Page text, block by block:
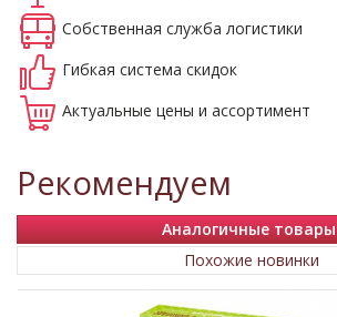
Собственная служба логистики
Гибкая система скидок
Актуальные цены и ассортимент
Рекомендуем
Аналогичные товары
Похожие новинки